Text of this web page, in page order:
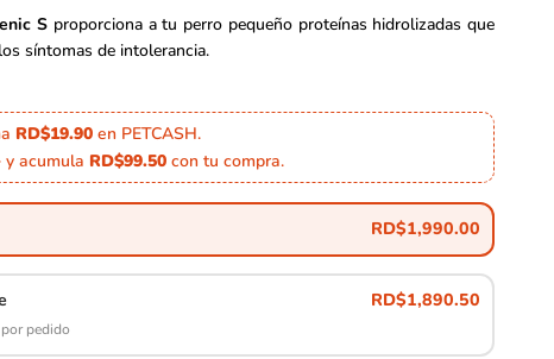
S proporciona a tu perro pequeño proteínas hidrolizadas que
síntomas de intolerancia.
RD$19.90 en PETCASH.
acumula RD$99.50 con tu compra.
RD$1,990.00
RD$1,890.50
pedido